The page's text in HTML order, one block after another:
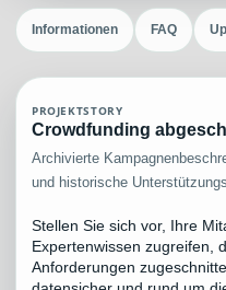
Informationen FAQ
PROJEKTSTORY
Crowdfunding
Archivierte
und historische
Stellen Sie sich vor, Ihre
Expertenwissen zugreifen,
Anforderungen